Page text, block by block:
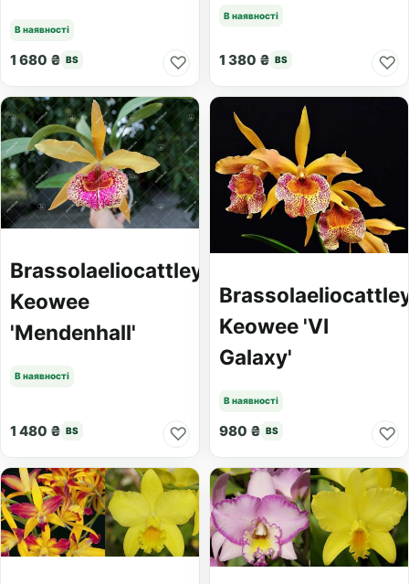
В наявності
1 680 ₴ BS ♡
В наявності
1 380 ₴ BS ♡
Brassolaeliocattleya
Keowee
'Mendenhall'
В наявності
1 480 ₴ BS ♡
Keowee 'VI
Galaxy'
В наявності
980 ₴ BS ♡